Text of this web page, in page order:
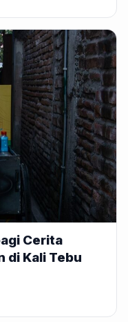
Cerita
di Kali Tebu